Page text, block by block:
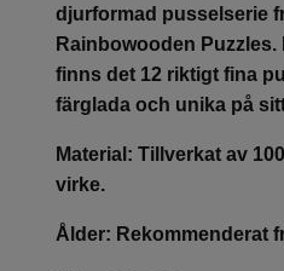
djurformad pusselserie
Rainbowooden
finns det 12 riktigt fina
färglada och unika på
Material: Tillverkat av
virke.
Ålder: Rekommenderat